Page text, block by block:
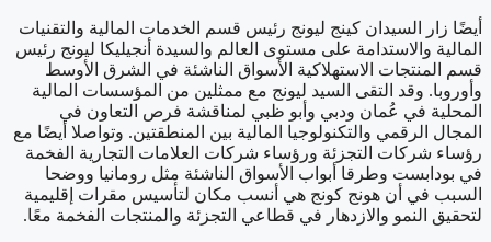
أيضًا زار السيدان كينج ليونج رئيس قسم الخدمات المالية والتقنيات
المالية والاستدامة على مستوى العالم والسيدة أنجيليكا ليونج رئيس
قسم المنتجات الاستهلاكية الأسواق الناشئة في الشرق الأوسط
وأوروبا. وقد التقى السيد ليونج مع ممثلين من المؤسسات المالية
المحلية في عُمان ودبي وأبو ظبي لمناقشة فرص التعاون في
المجال الرقمي والتكنولوجيا المالية بين المنطقتين. وتواصلا أيضًا مع
رؤساء شركات التجزئة ورؤساء شركات العلامات التجارية الفخمة
في بودابست وطرقا أبواب الأسواق الناشئة مثل رومانيا ووضحا
السبب في أن هونج كونج هي أنسب مكان لتأسيس مقرات إقليمية
لتحقيق النمو والازدهار في قطاعي التجزئة والمنتجات الفخمة معًا.